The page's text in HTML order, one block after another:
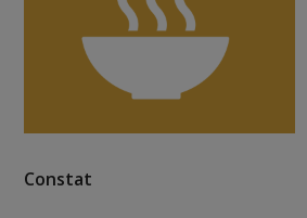
Constat